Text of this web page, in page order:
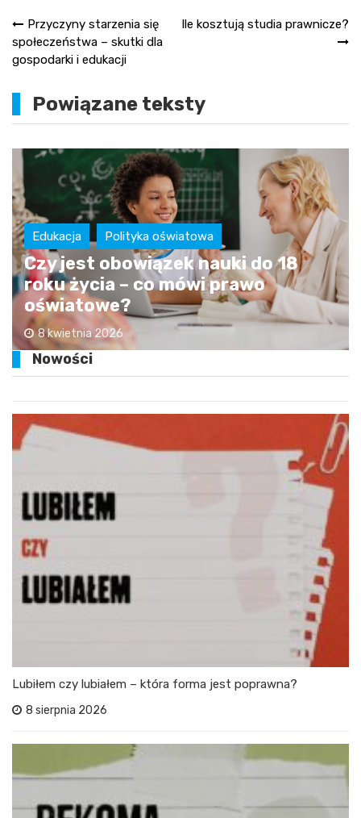
Nawigacja
wpisu
Przyczyny starzenia się
społeczeństwa – skutki dla
gospodarki i edukacji
Ile kosztują studia prawnicze?
Powiązane teksty
Edukacja Polityka oświatowa
Czy jest obowiązek nauki do 18
roku życia – co mówi prawo
oświatowe?
8 kwietnia 2026
Nowości
Lubiłem czy lubiałem – która forma jest poprawna?
8 sierpnia 2026